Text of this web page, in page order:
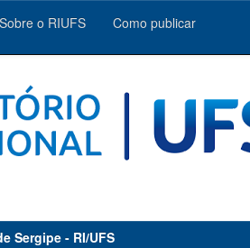
Sobre o RIUFS Como publicar
Sergipe - RI/UFS